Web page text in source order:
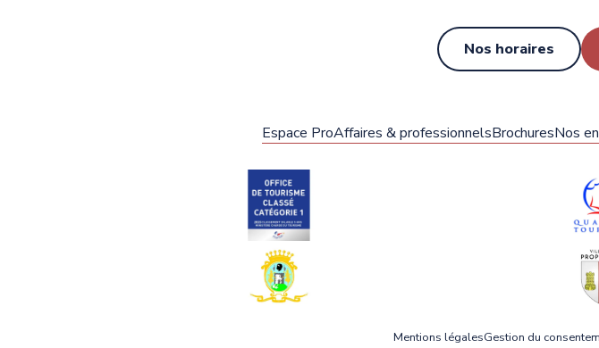
Nos horaires
Espace ProAffaires & professionnelsBrochuresNos
Mentions légalesGestion du